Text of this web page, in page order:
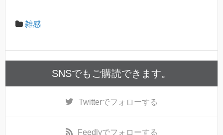
雑感
SNSでもご購読できます。
Twitterでフォローする
Feedlyでフォローする